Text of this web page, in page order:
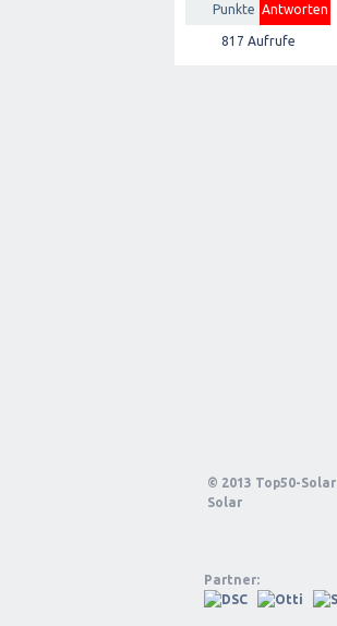
Punkte Antworten
817 Aufrufe
© 2013 Top50-Solar
Solar
Partner: